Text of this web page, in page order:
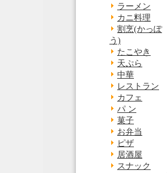
ラーメン
カニ料理
割烹(かっぽ
う)
たこやき
天ぷら
中華
レストラン
カフェ
パ ン
菓子
お弁当
ピザ
居酒屋
スナック